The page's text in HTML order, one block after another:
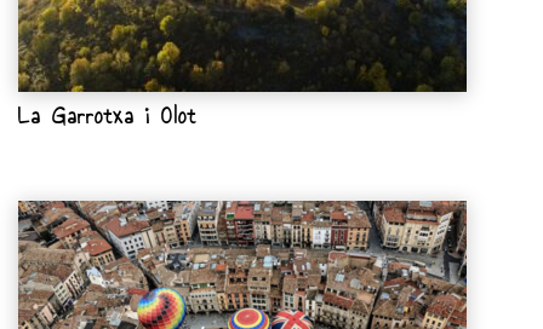
La Garrotxa i Olot